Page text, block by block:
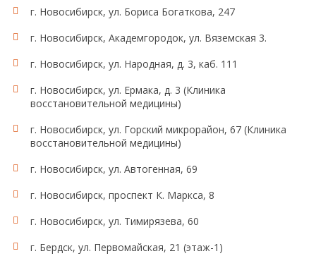
г. Новосибирск, ул. Бориса Богаткова, 247
г. Новосибирск, Академгородок, ул. Вяземская 3.
г. Новосибирск, ул. Народная, д. 3, каб. 111
г. Новосибирск, ул. Ермака, д. 3 (Клиника
восстановительной медицины)
г. Новосибирск, ул. Горский микрорайон, 67 (Клиника
восстановительной медицины)
г. Новосибирск, ул. Автогенная, 69
г. Новосибирск, проспект К. Маркса, 8
г. Новосибирск, ул. Тимирязева, 60
г. Бердск, ул. Первомайская, 21 (этаж-1)